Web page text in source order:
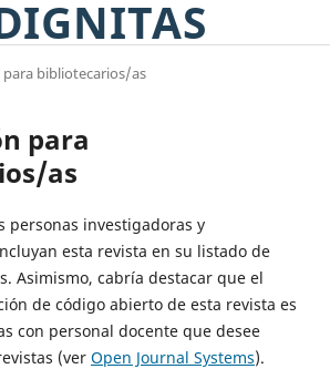
bibliotecarios/as
para
as
personas investigadoras y
esta revista en su listado de
Asimismo, cabría destacar que el
de código abierto de esta revista es
con personal docente que desee
(ver Open Journal Systems).